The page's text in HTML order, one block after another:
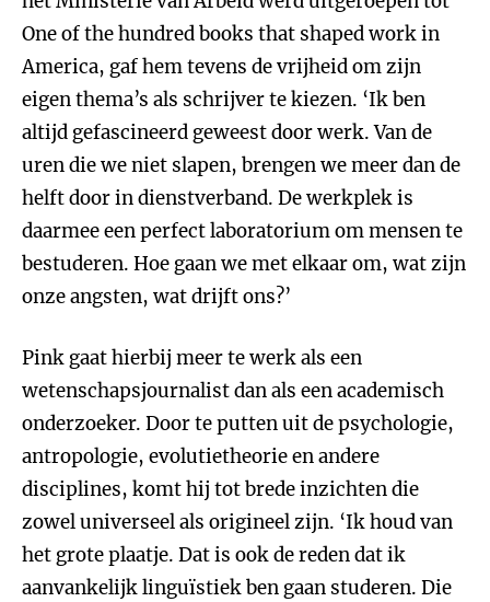
One of the hundred books that shaped work in
America, gaf hem tevens de vrijheid om zijn
eigen thema’s als schrijver te kiezen. ‘Ik ben
altijd gefascineerd geweest door werk. Van de
uren die we niet slapen, brengen we meer dan de
helft door in dienstverband. De werkplek is
daarmee een perfect laboratorium om mensen te
bestuderen. Hoe gaan we met elkaar om, wat zijn
onze angsten, wat drijft ons?’
Pink gaat hierbij meer te werk als een
wetenschapsjournalist dan als een academisch
onderzoeker. Door te putten uit de psychologie,
antropologie, evolutietheorie en andere
disciplines, komt hij tot brede inzichten die
zowel universeel als origineel zijn. ‘Ik houd van
het grote plaatje. Dat is ook de reden dat ik
aanvankelijk linguïstiek ben gaan studeren. Die